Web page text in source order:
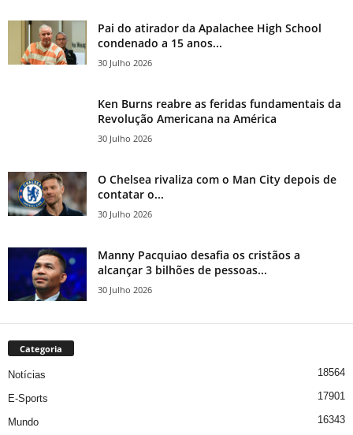
Pai do atirador da Apalachee High School
condenado a 15 anos...
30 Julho 2026
Ken Burns reabre as feridas fundamentais da
Revolução Americana na América
30 Julho 2026
O Chelsea rivaliza com o Man City depois de
contatar o...
30 Julho 2026
Manny Pacquiao desafia os cristãos a
alcançar 3 bilhões de pessoas...
30 Julho 2026
Categoria
Notícias 18564
E-Sports 17901
Mundo 16343